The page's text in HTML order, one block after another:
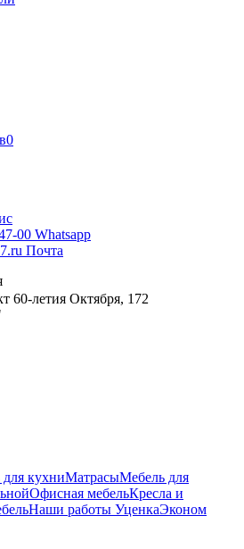
0
00 Whatsapp
Почта
60-летия Октября, 172
кухниМатраcыМебель для
Офисная мебельКресла и
Наши работы УценкаЭконом